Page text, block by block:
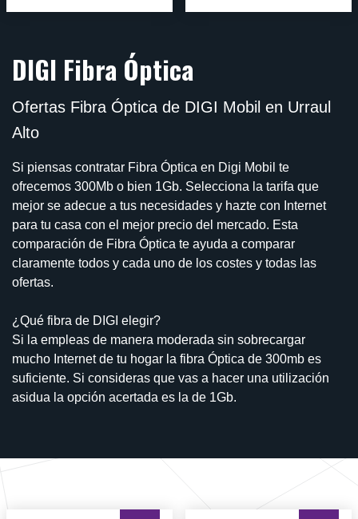
DIGI Fibra Óptica
Ofertas Fibra Óptica de DIGI Mobil en Urraul
Alto
Si piensas contratar Fibra Óptica en Digi Mobil te
ofrecemos 300Mb o bien 1Gb. Selecciona la tarifa que
mejor se adecue a tus necesidades y hazte con Internet
para tu casa con el mejor precio del mercado. Esta
comparación de Fibra Óptica te ayuda a comparar
claramente todos y cada uno de los costes y todas las
ofertas.
¿Qué fibra de DIGI elegir?
Si la empleas de manera moderada sin sobrecargar
mucho Internet de tu hogar la fibra Óptica de 300mb es
suficiente. Si consideras que vas a hacer una utilización
asidua la opción acertada es la de 1Gb.